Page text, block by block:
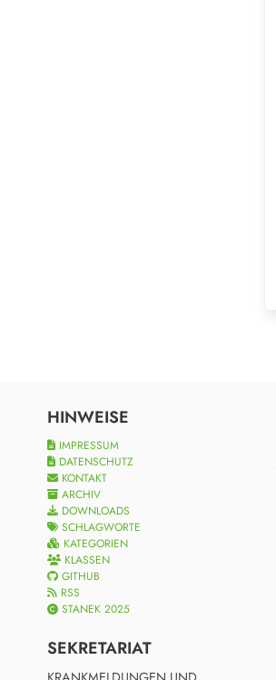
HINWEISE
IMPRESSUM
DATENSCHUTZ
KONTAKT
ARCHIV
DOWNLOADS
SCHLAGWORTE
KATEGORIEN
KLASSEN
GITHUB
RSS
STANEK 2025
SEKRETARIAT